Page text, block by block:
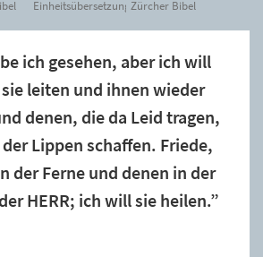
Einheitsübersetzung Zürcher Bibel
ich gesehen, aber ich will
leiten und ihnen wieder
denen, die da Leid tragen,
Lippen schaffen. Friede,
der Ferne und denen in der
HERR; ich will sie heilen.”